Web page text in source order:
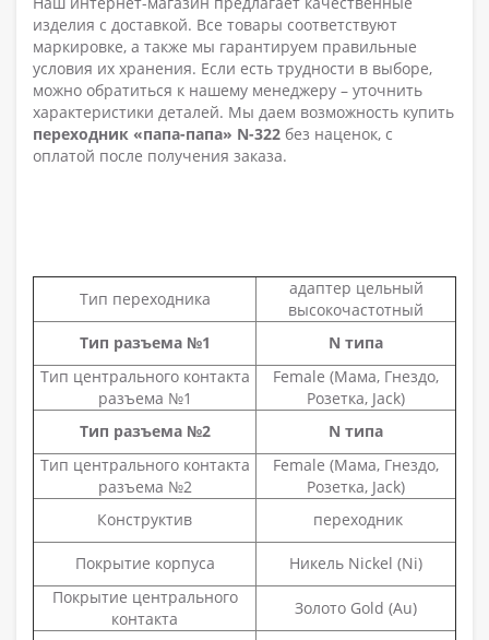
изделия с доставкой. Все товары соответствуют
маркировке, а также мы гарантируем правильные
условия их хранения. Если есть трудности в выборе,
можно обратиться к нашему менеджеру – уточнить
характеристики деталей. Мы даем возможность купить
переходник «папа-папа» N-322 без наценок, с
оплатой после получения заказа.
Тип переходника
адаптер цельный
высокочастотный
Тип разъема №1
N типа
Тип центрального контакта
разъема №1
Female (Мама, Гнездо,
Розетка, Jack)
Тип разъема №2
N типа
Тип центрального контакта
разъема №2
Female (Мама, Гнездо,
Розетка, Jack)
Конструктив
переходник
Покрытие корпуса
Никель Nickel (Ni)
Покрытие центрального
контакта
Золото Gold (Au)